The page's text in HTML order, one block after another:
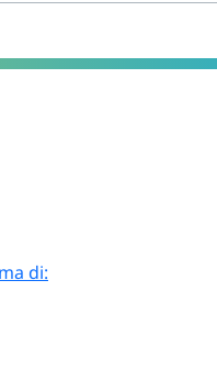
di: